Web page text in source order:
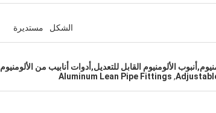
الشكل مستديرة
الألومنيوم القابل للتعديل,أدوات أنابيب من الألومنيوم
,
Aluminum Lean Pipe Fittings